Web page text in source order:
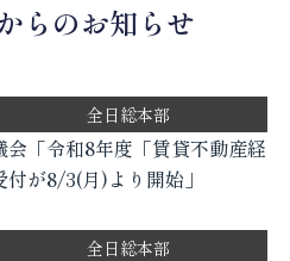
らのお知らせ
全日総本部
「令和8年度「賃貸不動産経
が8/3(月)より開始」
全日総本部